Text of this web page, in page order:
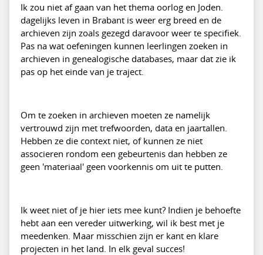
Ik zou niet af gaan van het thema oorlog en Joden.
dagelijks leven in Brabant is weer erg breed en de
archieven zijn zoals gezegd daravoor weer te specifiek.
Pas na wat oefeningen kunnen leerlingen zoeken in
archieven in genealogische databases, maar dat zie ik
pas op het einde van je traject.
Om te zoeken in archieven moeten ze namelijk
vertrouwd zijn met trefwoorden, data en jaartallen.
Hebben ze die context niet, of kunnen ze niet
associeren rondom een gebeurtenis dan hebben ze
geen 'materiaal' geen voorkennis om uit te putten.
Ik weet niet of je hier iets mee kunt? Indien je behoefte
hebt aan een vereder uitwerking, wil ik best met je
meedenken. Maar misschien zijn er kant en klare
projecten in het land. In elk geval succes!